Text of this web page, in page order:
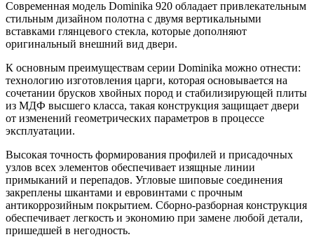
Современная модель Dominika 920 обладает привлекательным
стильным дизайном полотна с двумя вертикальными
вставками глянцевого стекла, которые дополняют
оригинальный внешний вид двери.
К основным преимуществам серии Dominika можно отнести:
технологию изготовления царги, которая основывается на
сочетании брусков хвойных пород и стабилизирующей плиты
из МДФ высшего класса, такая конструкция защищает двери
от изменений геометрических параметров в процессе
эксплуатации.
Высокая точность формирования профилей и присадочных
узлов всех элементов обеспечивает изящные линии
примыканий и перепадов. Угловые шиповые соединения
закреплены шкантами и евровинтами с прочным
антикоррозийным покрытием. Сборно-разборная конструкция
обеспечивает легкость и экономию при замене любой детали,
пришедшей в негодность.